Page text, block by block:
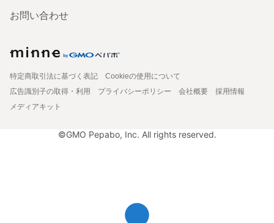
お問い合わせ
特定商取引法に基づく表記
Cookieの使用について
広告識別子の取得・利用
プライバシーポリシー 会社概要
採用情報
メディアキット
©GMO Pepabo, Inc. All rights reserved.